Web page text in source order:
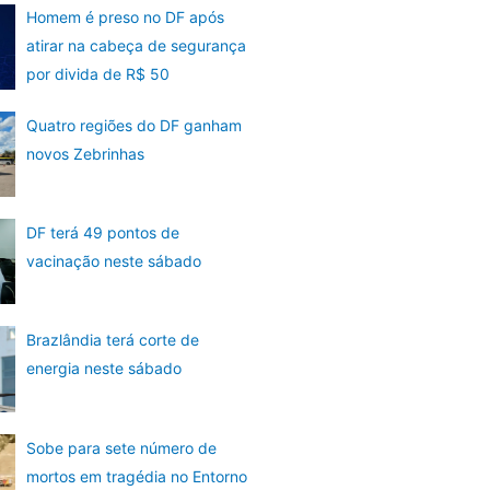
Homem é preso no DF após
atirar na cabeça de segurança
por divida de R$ 50
Quatro regiões do DF ganham
novos Zebrinhas
DF terá 49 pontos de
vacinação neste sábado
Brazlândia terá corte de
energia neste sábado
Sobe para sete número de
mortos em tragédia no Entorno